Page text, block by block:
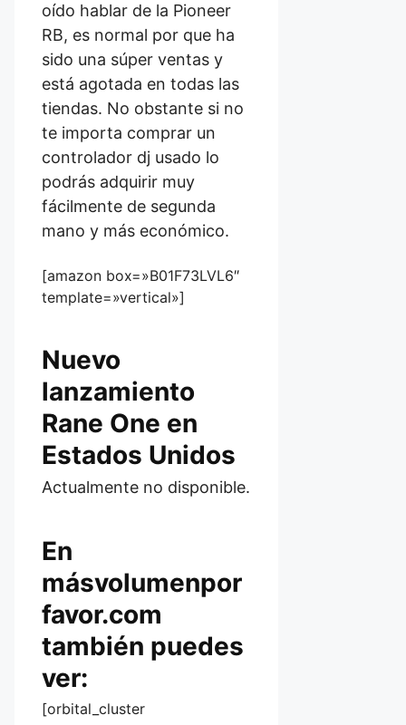
oído hablar de la Pioneer
RB, es normal por que ha
sido una súper ventas y
está agotada en todas las
tiendas. No obstante si no
te importa comprar un
controlador dj usado lo
podrás adquirir muy
fácilmente de segunda
mano y más económico.
[amazon box=»B01F73LVL6″
template=»vertical»]
Nuevo
lanzamiento
Rane One en
Estados Unidos
Actualmente no disponible.
En
másvolumenpor
favor.com
también puedes
ver:
[orbital_cluster